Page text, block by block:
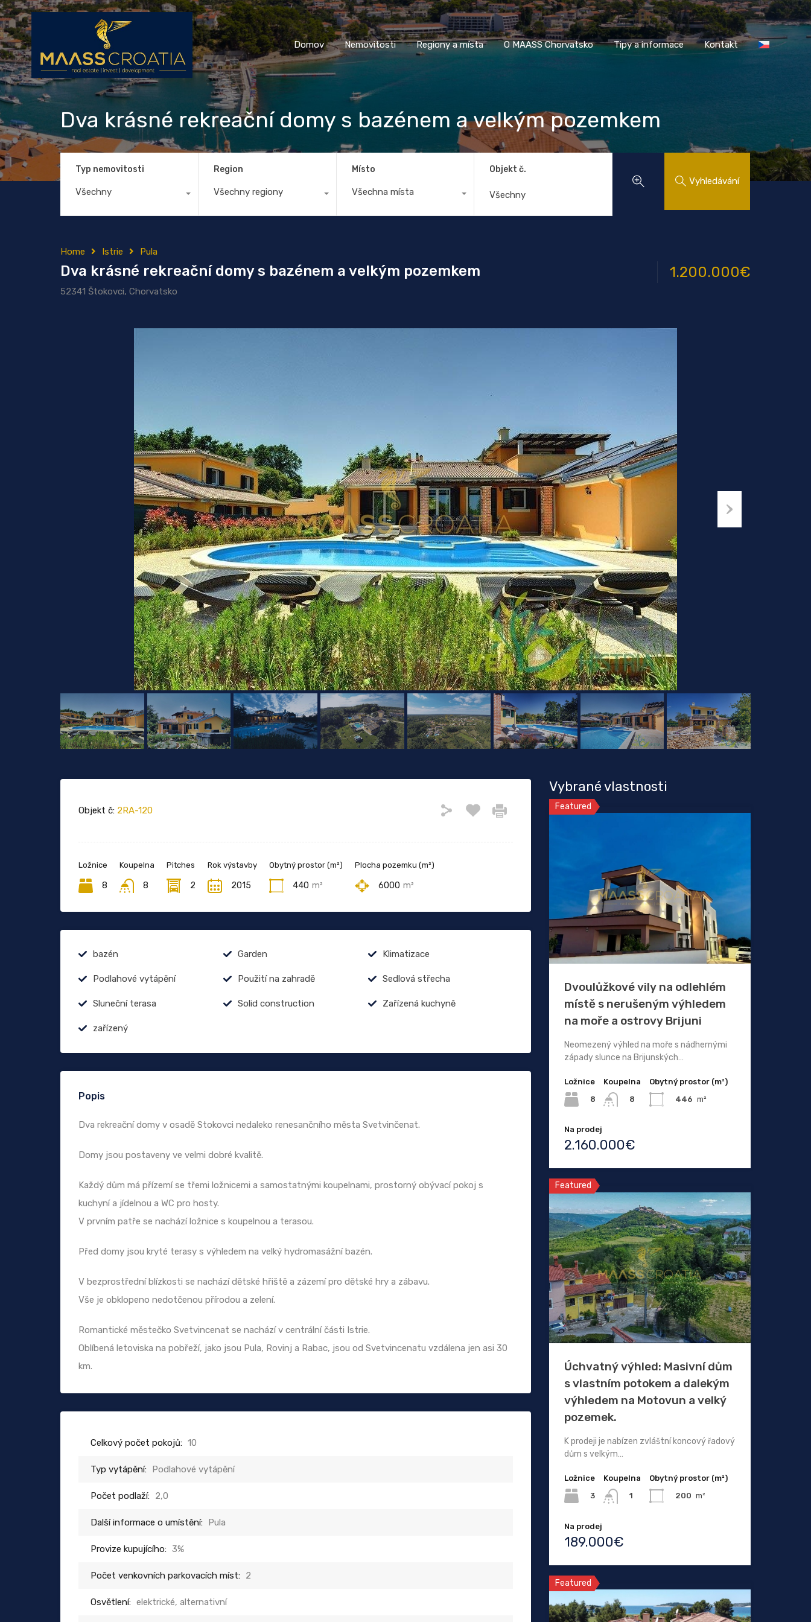
Domov Nemovitosti Regiony a místa O MAASS Chorvatsko Tipy a informace Kontakt
Domov Nemovitosti Regiony a místa O MAASS Chorvatsko Tipy a informace Kontakt
Dva krásné rekreační domy s bazénem a velkým pozemkem
Typ nemovitosti
Všechny
Region
Všechny regiony
Místo
Všechna místa
Objekt č.
Vyhledávání
Home Istrie Pula
Dva krásné rekreační domy s bazénem a velkým pozemkem
52341 Štokovci, Chorvatsko
1.200.000€
Objekt č: 2RA-120
Ložnice
8
Koupelna
8
Pitches
2
Rok výstavby
2015
Obytný prostor (m²)
440 m²
Plocha pozemku (m²)
6000 m²
bazén Garden Klimatizace
Podlahové vytápění Použití na zahradě Sedlová střecha
Sluneční terasa Solid construction Zařízená kuchyně
zařízený
Popis
Dva rekreační domy v osadě Stokovci nedaleko renesančního města Svetvinčenat.
Domy jsou postaveny ve velmi dobré kvalitě.
Každý dům má přízemí se třemi ložnicemi a samostatnými koupelnami, prostorný obývací pokoj s
kuchyní a jídelnou a WC pro hosty.
V prvním patře se nachází ložnice s koupelnou a terasou.
Před domy jsou kryté terasy s výhledem na velký hydromasážní bazén.
V bezprostřední blízkosti se nachází dětské hřiště a zázemí pro dětské hry a zábavu.
Vše je obklopeno nedotčenou přírodou a zelení.
Romantické městečko Svetvincenat se nachází v centrální části Istrie.
Oblíbená letoviska na pobřeží, jako jsou Pula, Rovinj a Rabac, jsou od Svetvincenatu vzdálena jen asi 30
km.
Celkový počet pokojů: 10
Typ vytápění: Podlahové vytápění
Počet podlaží: 2,0
Další informace o umístění: Pula
Provize kupujícího: 3%
Počet venkovních parkovacích míst: 2
Osvětlení: elektrické, alternativní
Vybrané vlastnosti
Featured
Dvoulůžkové vily na odlehlém
místě s nerušeným výhledem
na moře a ostrovy Brijuni
Neomezený výhled na moře s nádhernými
západy slunce na Brijunských…
Ložnice
8
Koupelna
8
Obytný prostor (m²)
446 m²
Na prodej
2.160.000€
Featured
Úchvatný výhled: Masivní dům
s vlastním potokem a dalekým
výhledem na Motovun a velký
pozemek.
K prodeji je nabízen zvláštní koncový řadový
dům s velkým…
Ložnice
3
Koupelna
1
Obytný prostor (m²)
200 m²
Na prodej
189.000€
Featured